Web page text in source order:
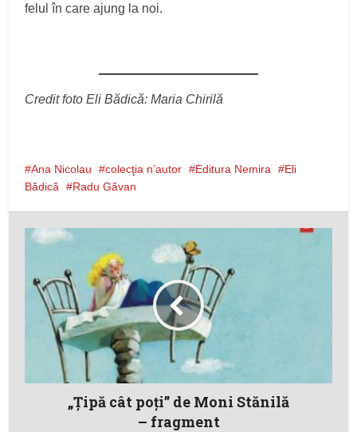
felul în care ajung la noi.
Credit foto Eli Bădică: Maria Chirilă
Ana Nicolau colecţia n’autor Editura Nemira
Eli
Bădică
Radu Găvan
„Țipă cât poți” de Moni Stănilă
– fragment